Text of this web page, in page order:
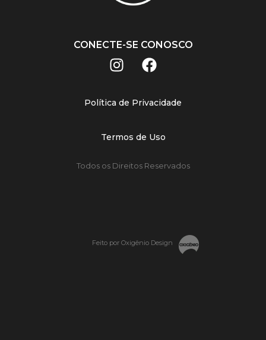
CONECTE-SE CONOSCO
Política de Privacidade
Termos de Uso
Todos os Direitos Reservados
Feito por Oxigênio Design